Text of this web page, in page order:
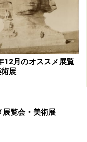
潜水艦（泳ぐ
（すっくと立
つもの「自然の
りペアが見つ
、グロリア・
れています。
12月のオススメ展覧
展
覧会・美術展